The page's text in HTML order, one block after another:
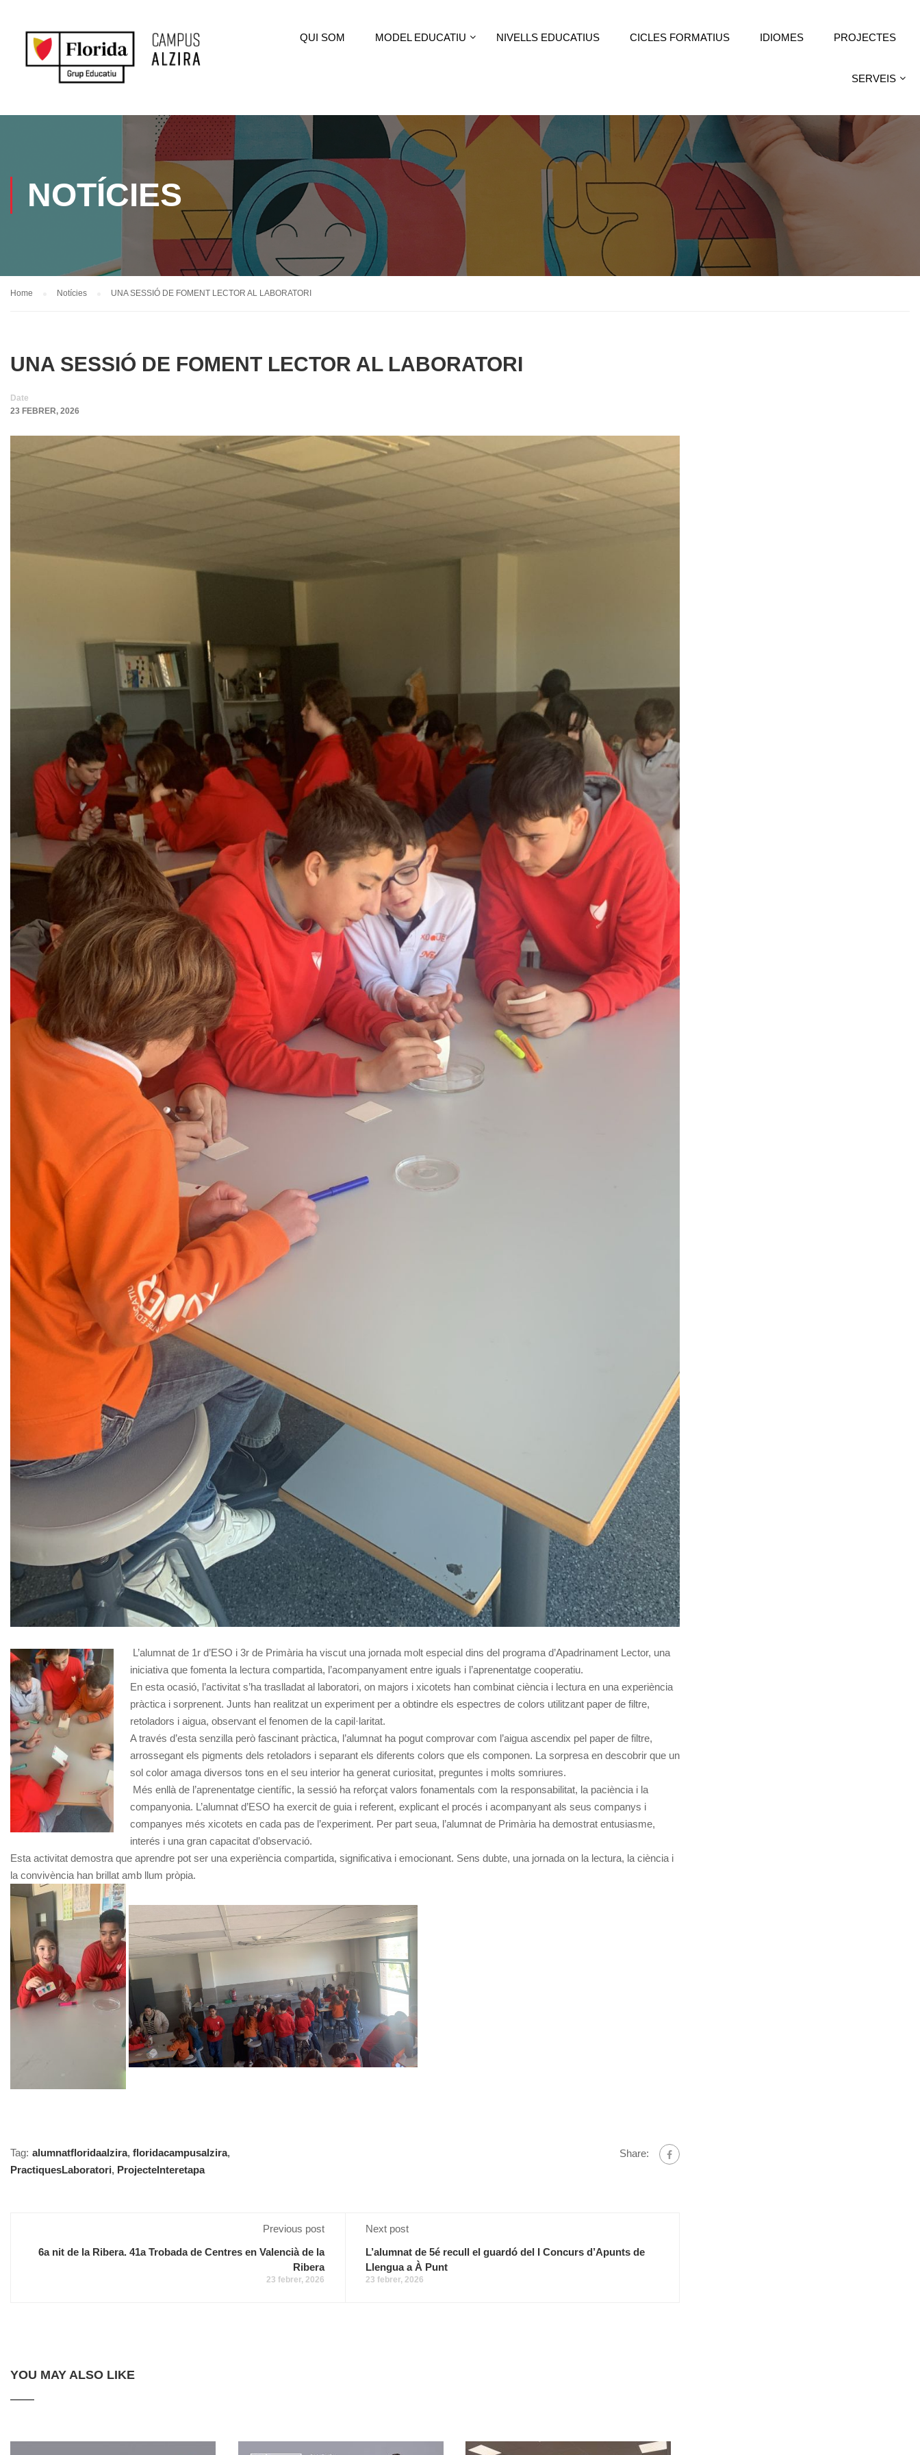
QUI SOM MODEL EDUCATIU NIVELLS EDUCATIUS CICLES FORMATIUS IDIOMES PROJECTES
SERVEIS
NOTÍCIES
Home Notícies UNA SESSIÓ DE FOMENT LECTOR AL LABORATORI
UNA SESSIÓ DE FOMENT LECTOR AL LABORATORI
Date
23 FEBRER, 2026
L’alumnat de 1r d’ESO i 3r de Primària ha viscut una jornada molt especial dins del programa d’Apadrinament Lector, una
iniciativa que fomenta la lectura compartida, l’acompanyament entre iguals i l’aprenentatge cooperatiu.
En esta ocasió, l’activitat s’ha traslladat al laboratori, on majors i xicotets han combinat ciència i lectura en una experiència
pràctica i sorprenent. Junts han realitzat un experiment per a obtindre els espectres de colors utilitzant paper de filtre,
retoladors i aigua, observant el fenomen de la capil·laritat.
A través d’esta senzilla però fascinant pràctica, l’alumnat ha pogut comprovar com l’aigua ascendix pel paper de filtre,
arrossegant els pigments dels retoladors i separant els diferents colors que els componen. La sorpresa en descobrir que un
sol color amaga diversos tons en el seu interior ha generat curiositat, preguntes i molts somriures.
Més enllà de l’aprenentatge científic, la sessió ha reforçat valors fonamentals com la responsabilitat, la paciència i la
companyonia. L’alumnat d’ESO ha exercit de guia i referent, explicant el procés i acompanyant als seus companys i
companyes més xicotets en cada pas de l’experiment. Per part seua, l’alumnat de Primària ha demostrat entusiasme,
interés i una gran capacitat d’observació.
Esta activitat demostra que aprendre pot ser una experiència compartida, significativa i emocionant. Sens dubte, una jornada on la lectura, la ciència i
la convivència han brillat amb llum pròpia.
Tag: alumnatfloridaalzira, floridacampusalzira,
PractiquesLaboratori, ProjecteInteretapa
Share:
Previous post
6a nit de la Ribera. 41a Trobada de Centres en Valencià de la
Ribera
23 febrer, 2026
Next post
L’alumnat de 5é recull el guardó del I Concurs d’Apunts de
Llengua a À Punt
23 febrer, 2026
YOU MAY ALSO LIKE